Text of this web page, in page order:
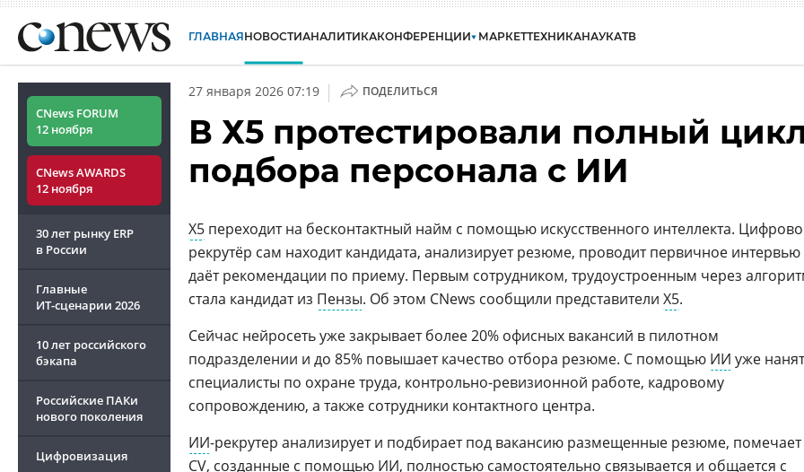
ГЛАВНАЯНОВОСТИАНАЛИТИКАКОНФЕРЕНЦИИ МАРКЕТТЕХНИКАНАУКАТВ
CNews FORUM
12 ноября
CNews AWARDS
12 ноября
30 лет рынку ERP
в России
Главные
ИТ-сценарии 2026
10 лет российского
бэкапа
Российские ПАКи
нового поколения
Цифровизация
27 января 2026 07:19 | ПОДЕЛИТЬСЯ
В Х5 протестировали полный
подбора персонала с ИИ
Х5 переходит на бесконтактный найм с помощью искусственного интеллекта.
рекрутёр сам находит кандидата, анализирует резюме, проводит первичное интервью
даёт рекомендации по приему. Первым сотрудником, трудоустроенным через
стала кандидат из Пензы. Об этом CNews сообщили представители Х5.
Сейчас нейросеть уже закрывает более 20% офисных вакансий в пилотном
подразделении и до 85% повышает качество отбора резюме. С помощью ИИ уже
специалисты по охране труда, контрольно-ревизионной работе, кадровому
сопровождению, а также сотрудники контактного центра.
ИИ-рекрутер анализирует и подбирает под вакансию размещенные резюме, помечает
CV, созданные с помощью ИИ, полностью самостоятельно связывается и общается с